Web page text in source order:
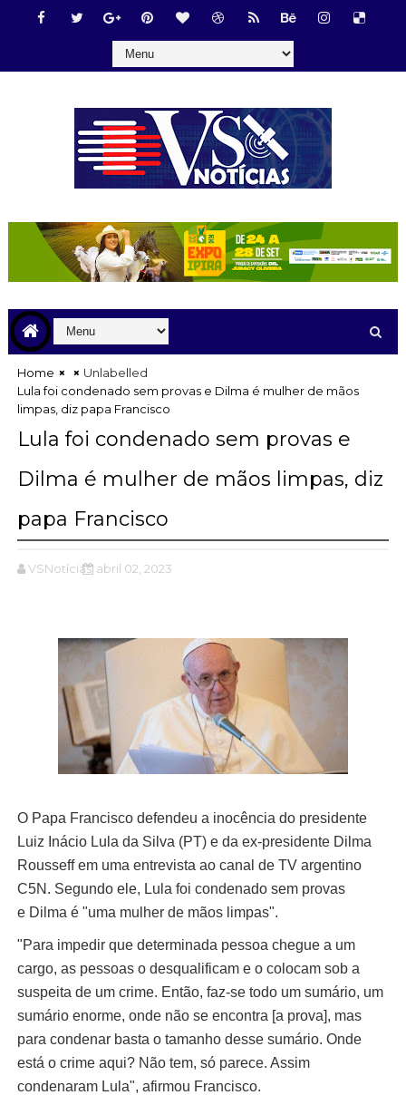
Home
Unlabelled
Lula foi condenado sem provas e Dilma é mulher de mãos
limpas, diz papa Francisco
Lula foi condenado sem provas e
Dilma é mulher de mãos limpas, diz
papa Francisco
VSNotícias abril 02, 2023
O Papa Francisco defendeu a inocência do presidente
Luiz Inácio Lula da Silva (PT) e da ex-presidente Dilma
Rousseff em uma entrevista ao canal de TV argentino
C5N. Segundo ele, Lula foi condenado sem provas
e Dilma é "uma mulher de mãos limpas".
"Para impedir que determinada pessoa chegue a um
cargo, as pessoas o desqualificam e o colocam sob a
suspeita de um crime. Então, faz-se todo um sumário, um
sumário enorme, onde não se encontra [a prova], mas
para condenar basta o tamanho desse sumário. Onde
está o crime aqui? Não tem, só parece. Assim
condenaram Lula", afirmou Francisco.